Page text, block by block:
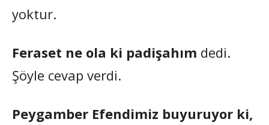
yoktur.
Feraset ne ola ki padişahım dedi.
Şöyle cevap verdi.
Peygamber Efendimiz buyuruyor ki,